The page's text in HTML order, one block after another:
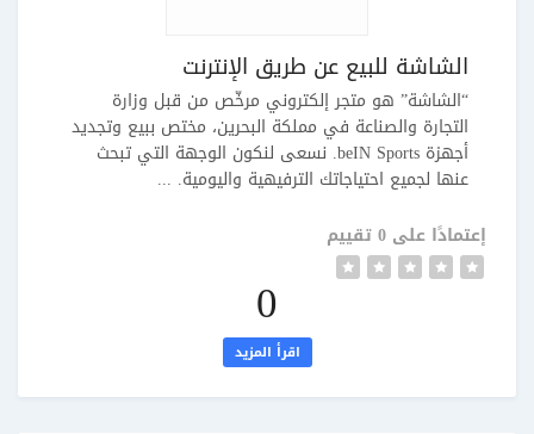
الشاشة للبيع عن طريق الإنترنت
“الشاشة” هو متجر إلكتروني مرخّص من قبل وزارة
التجارة والصناعة في مملكة البحرين، مختص ببيع وتجديد
أجهزة beIN Sports. نسعى لنكون الوجهة التي تبحث
عنها لجميع احتياجاتك الترفيهية واليومية. ...
إعتمادًا على 0 تقييم
0
اقرأ المزيد